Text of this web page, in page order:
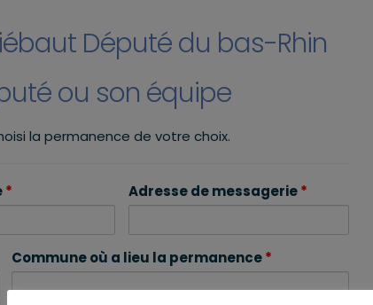
Député du bas-Rhin
ou son équipe
la permanence de votre choix.
* Adresse de messagerie*
Commune où a lieu la permanence*